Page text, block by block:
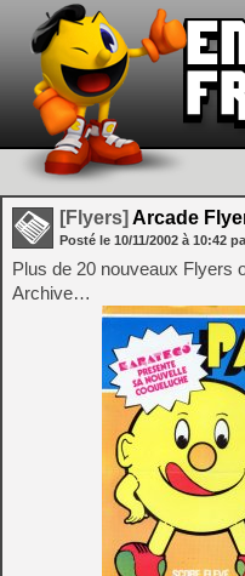
[Flyers] Arcade
Posté le 10/11/2002 à 10:42
Plus de 20 nouveaux Flyers
Archive…